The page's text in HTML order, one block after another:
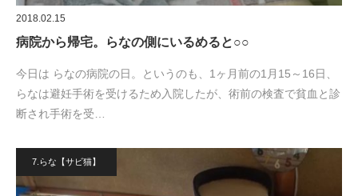
2018.02.15
病院から帰宅。らなの側にいるめると○○
今日は らなの病院の日。というのも、1ヶ月前の1月15～16日、
らなは避妊手術を受けるため入院したが、術前の検査で貧血と診
断され手術を受…
7.らな【サビ猫】